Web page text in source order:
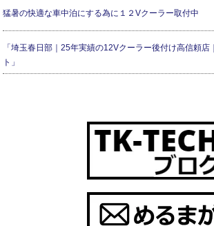
猛暑の快適な車中泊にする為に１２Vクーラー取付中
「埼玉春日部｜25年実績の12Vクーラー後付け高信頼
ト」